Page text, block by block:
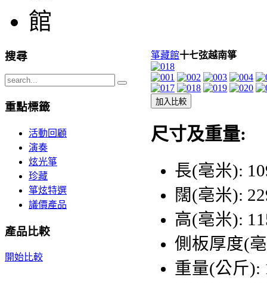
箏藏館十七弦越南箏
加入比較
尺寸及重量:
長(亳米):
闊(亳米):
高(亳米):
側板厚度(
重量(公斤):
搜尋
重點標籤
活動回顧
演奏
炫光箏
珍藏
箏炫特選
議價產品
產品比較
開始比較